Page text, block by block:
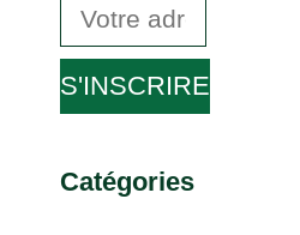
S'INSCRIRE
Catégories